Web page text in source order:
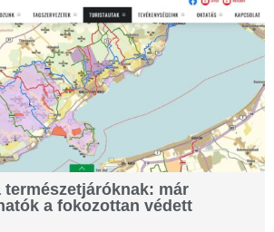
már
a fokozottan védett